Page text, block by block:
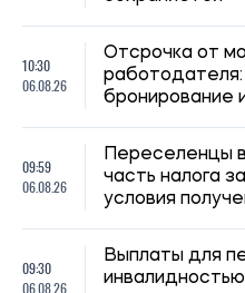
правила и
08:30
Выплаты
ВПЛ: влияет ли
продление